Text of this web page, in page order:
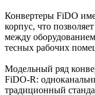
Конвертеры FiDO
корпус, что
между
тесных рабочих
Модельный ряд
FiDO-R:
традиционный